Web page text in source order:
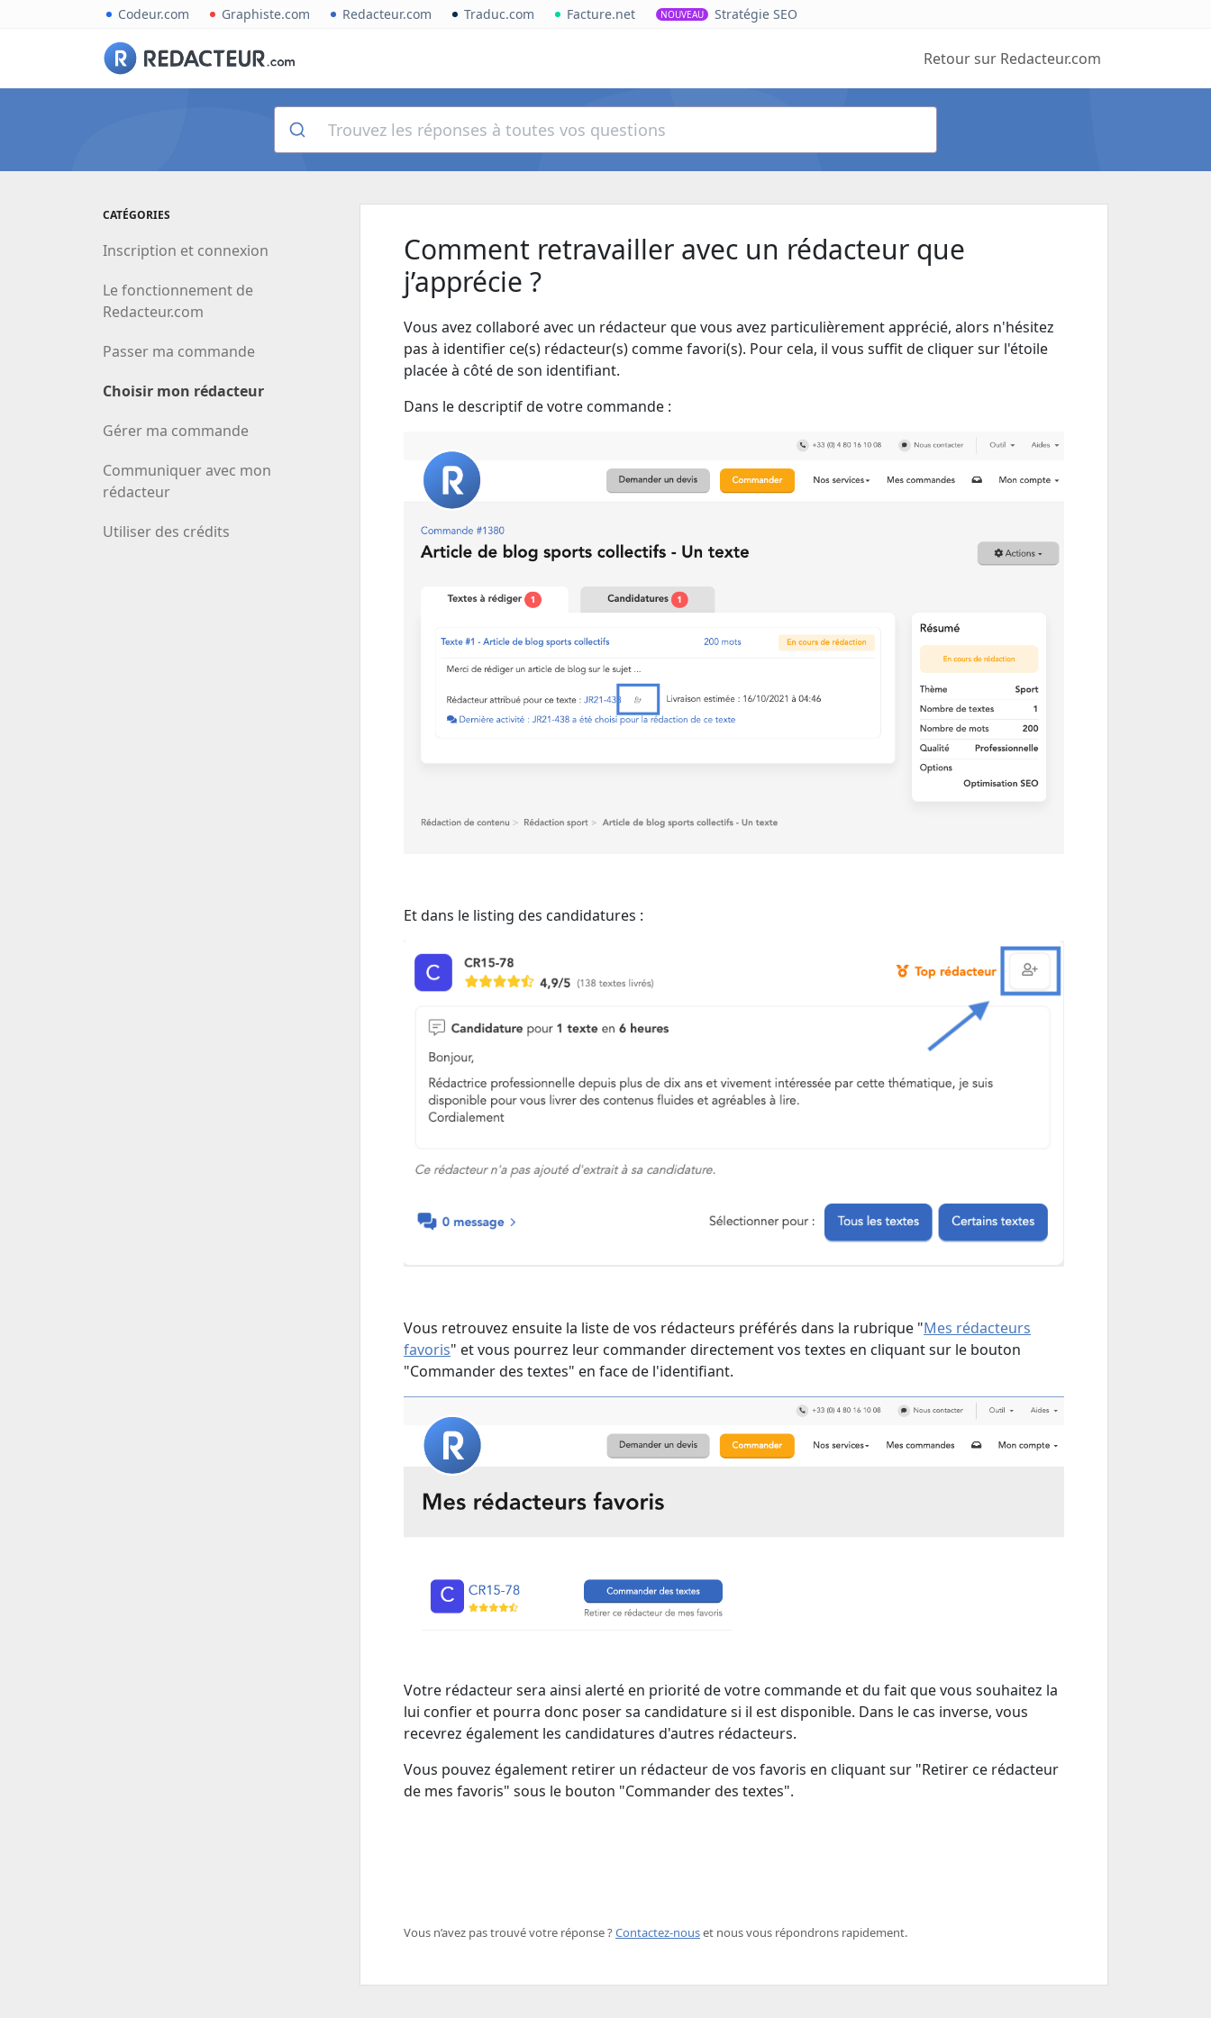
Codeur.com Graphiste.com Redacteur.com Traduc.com Facture.net NOUVEAU Stratégie SEO
Retour sur Redacteur.com
CATÉGORIES
Inscription et connexion
Le fonctionnement de
Redacteur.com
Passer ma commande
Choisir mon rédacteur
Gérer ma commande
Communiquer avec mon
rédacteur
Utiliser des crédits
Comment retravailler avec un rédacteur que
j’apprécie ?
Vous avez collaboré avec un rédacteur que vous avez particulièrement apprécié, alors n'hésitez
pas à identifier ce(s) rédacteur(s) comme favori(s). Pour cela, il vous suffit de cliquer sur l'étoile
placée à côté de son identifiant.
Dans le descriptif de votre commande :
Et dans le listing des candidatures :
Vous retrouvez ensuite la liste de vos rédacteurs préférés dans la rubrique "Mes rédacteurs
favoris" et vous pourrez leur commander directement vos textes en cliquant sur le bouton
"Commander des textes" en face de l'identifiant.
Votre rédacteur sera ainsi alerté en priorité de votre commande et du fait que vous souhaitez la
lui confier et pourra donc poser sa candidature si il est disponible. Dans le cas inverse, vous
recevrez également les candidatures d'autres rédacteurs.
Vous pouvez également retirer un rédacteur de vos favoris en cliquant sur "Retirer ce rédacteur
de mes favoris" sous le bouton "Commander des textes".
Vous n’avez pas trouvé votre réponse ? ​Contactez-nous​ et nous vous répondrons rapidement.